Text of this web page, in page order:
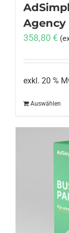
Agency
358,80 €
exkl. 20 %
Auswählen